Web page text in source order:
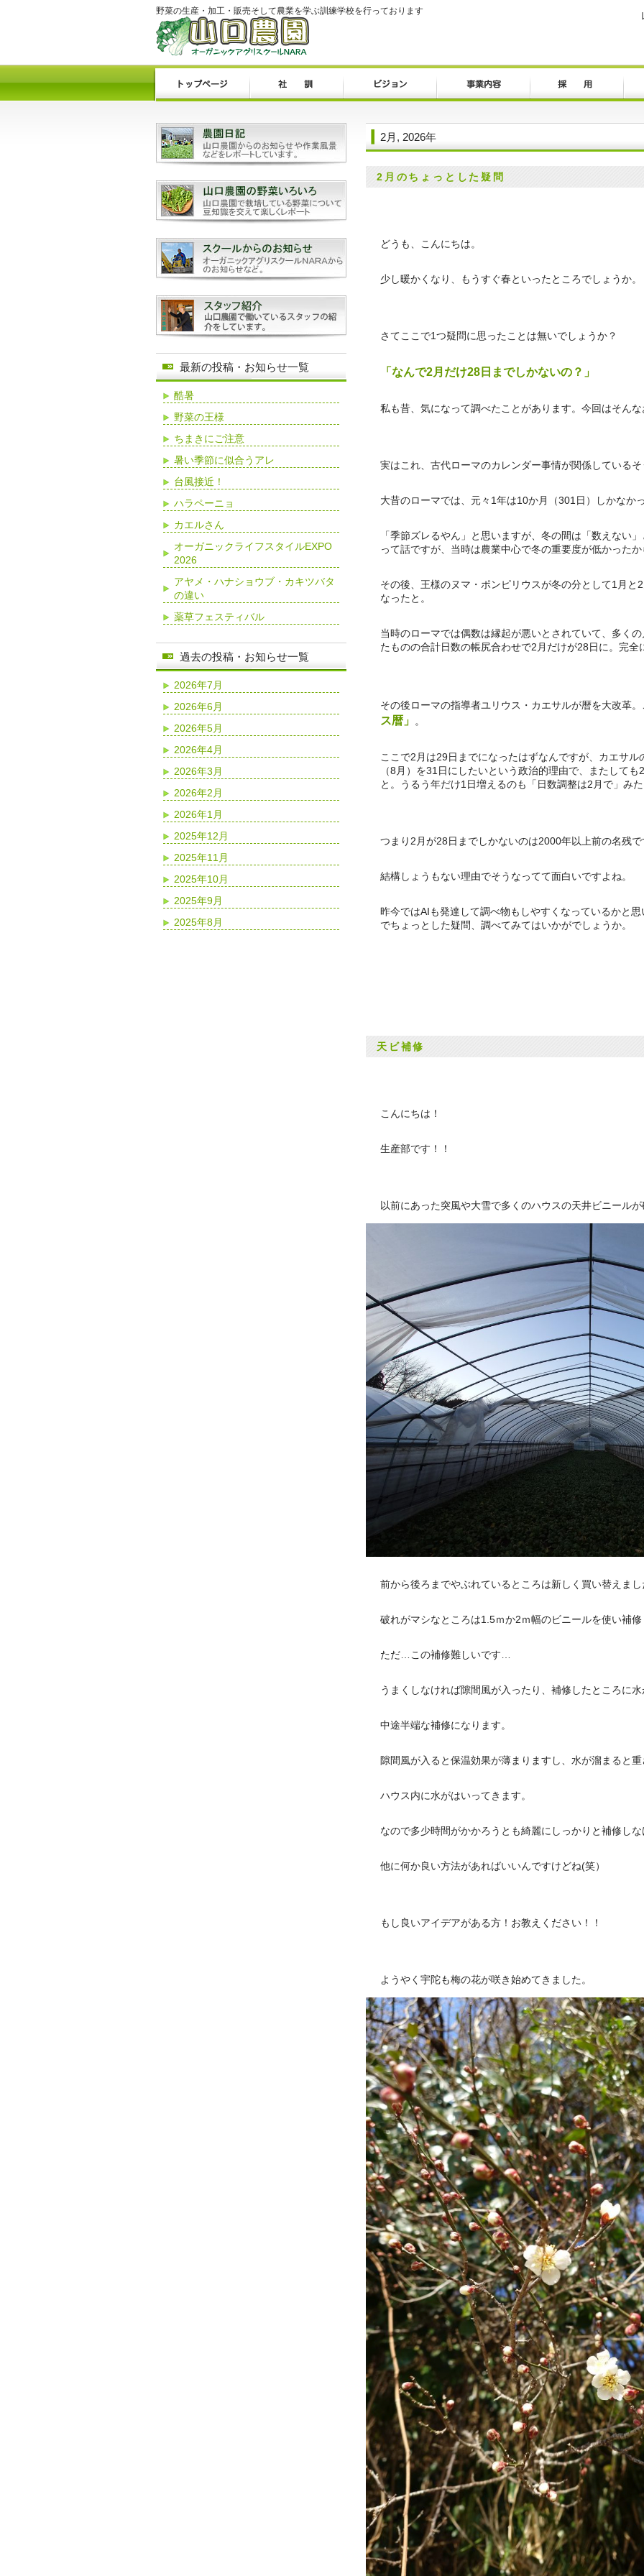
野菜の生産・加工・販売そして農業を学ぶ訓練学校を行っております
2月, 2026年
2月のちょっとした疑問
どうも、こんにちは。
少し暖かくなり、もうすぐ春といったところでしょうか
さてここで1つ疑問に思ったことは無いでしょうか？
「なんで2月だけ28日までしかないの？」
私も昔、気になって調べたことがあります。今回はそん
実はこれ、古代ローマのカレンダー事情が関係している
大昔のローマでは、元々1年は10か月（301日）しかなか
「季節ズレるやん」と思いますが、冬の間は「数えない
って話ですが、当時は農業中心で冬の重要度が低かった
その後、王様のヌマ・ポンピリウスが冬の分として1月と
なったと。
当時のローマでは偶数は縁起が悪いとされていて、多く
たものの合計日数の帳尻合わせで2月だけが28日に。完全
その後ローマの指導者ユリウス・カエサルが暦を大改革
ス暦」 。
ここで2月は29日までになったはずなんですが、カエサ
（8月）を31日にしたいという政治的理由で、またして
と。うるう年だけ1日増えるのも「日数調整は2月で」み
つまり2月が28日までしかないのは2000年以上前の名残で
結構しょうもない理由でそうなってて面白いですよね。
昨今ではAIも発達して調べ物もしやすくなっているかと
でちょっとした疑問、調べてみてはいかがでしょうか。
天ビ補修
こんにちは！
生産部です！！
以前にあった突風や大雪で多くのハウスの天井ビニール
前から後ろまでやぶれているところは新しく買い替えまし
破れがマシなところは1.5ｍか2ｍ幅のビニールを使い補
ただ…この補修難しいです…
うまくしなければ隙間風が入ったり、補修したところに
中途半端な補修になります。
隙間風が入ると保温効果が薄まりますし、水が溜まると
ハウス内に水がはいってきます。
なので多少時間がかかろうとも綺麗にしっかりと補修し
他に何か良い方法があればいいんですけどね(笑）
もし良いアイデアがある方！お教えください！！
ようやく宇陀も梅の花が咲き始めてきました。
最新の投稿・お知らせ一覧
酷暑
野菜の王様
ちまきにご注意
暑い季節に似合うアレ
台風接近！
ハラペーニョ
カエルさん
オーガニックライフスタイルEXPO
2026
アヤメ・ハナショウブ・カキツバタ
の違い
薬草フェスティバル
過去の投稿・お知らせ一覧
2026年7月
2026年6月
2026年5月
2026年4月
2026年3月
2026年2月
2026年1月
2025年12月
2025年11月
2025年10月
2025年9月
2025年8月